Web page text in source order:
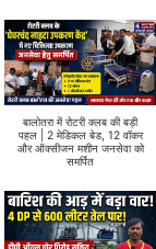
बालोतरा में रोटरी क्लब की बड़ी
पहल | 2 मेडिकल बेड, 12 वॉकर
और ऑक्सीजन मशीन जनसेवा को
समर्पित